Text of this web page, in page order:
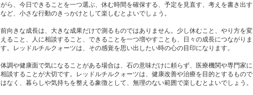
がら、今日できることを一つ選ぶ、休む時間を確保する、予定を見直す、考えを書き出す
など、小さな行動のきっかけとして楽しむとよいでしょう。
前向きな成長は、大きな成果だけで測るものではありません。少し休むこと、やり方を変
えること、人に相談すること、できることを一つ増やすことも、日々の成長につながりま
す。レッドルチルクォーツは、その感覚を思い出したい時の心の目印になります。
体調や健康面で気になることがある場合は、石の意味だけに頼らず、医療機関や専門家に
相談することが大切です。レッドルチルクォーツは、健康改善や治療を目的とするもので
はなく、暮らしや気持ちを整える象徴として、無理のない範囲で楽しむとよいでしょう。